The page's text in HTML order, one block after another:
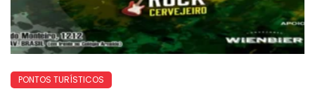
PONTOS TURÍSTICOS